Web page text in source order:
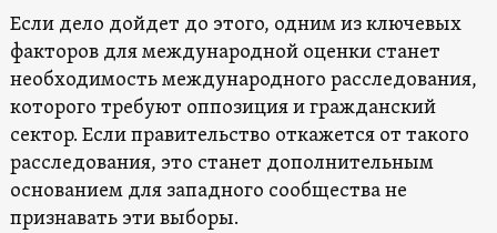
Если дело дойдет до этого, одним из ключевых
факторов для международной оценки станет
необходимость международного расследования,
которого требуют оппозиция и гражданский
сектор. Если правительство откажется от такого
расследования, это станет дополнительным
основанием для западного сообщества не
признавать эти выборы.